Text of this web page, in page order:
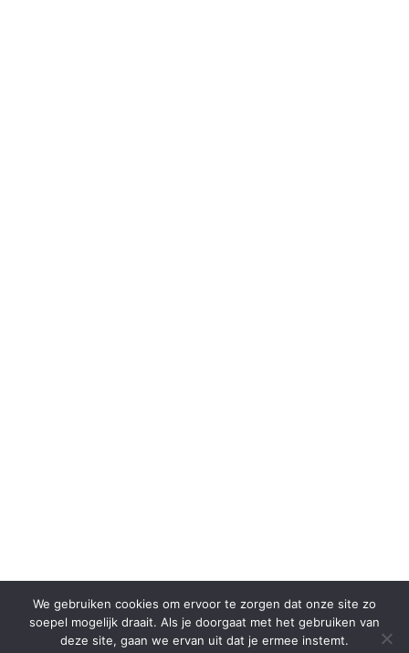
We gebruiken cookies om ervoor te zorgen dat onze site zo
soepel mogelijk draait. Als je doorgaat met het gebruiken van
deze site, gaan we ervan uit dat je ermee instemt.